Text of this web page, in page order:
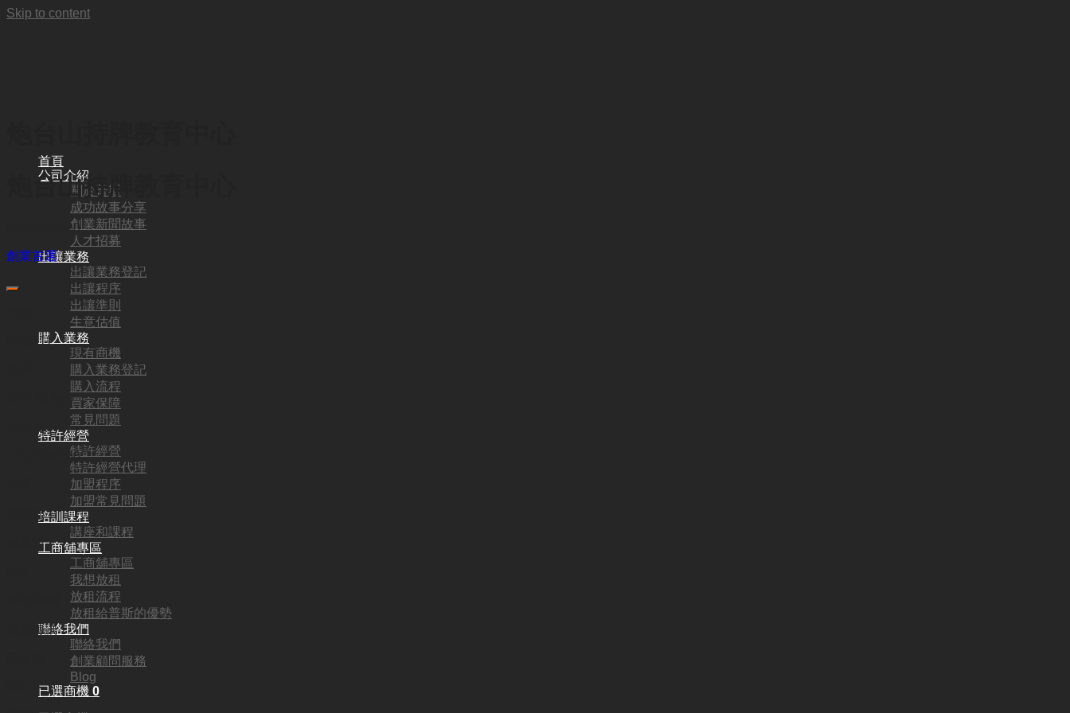
Skip to content
首頁
公司介紹
關於普斯
成功故事分享
創業新聞故事
人才招募
出讓業務
出讓業務登記
出讓程序
出讓準則
生意估值
購入業務
現有商機
購入業務登記
購入流程
買家保障
常見問題
特許經營
特許經營
特許經營代理
加盟程序
加盟常見問題
培訓課程
講座和課程
工商舖專區
工商舖專區
我想放租
放租流程
放租給普斯的優勢
聯絡我們
聯絡我們
創業顧問服務
Blog
已選商機 0
炮台山持牌教育中心
198,000
創業首選
RC8111
天后·炮台山
頂手費:
198,000
補習社
營業額:
資產轉讓